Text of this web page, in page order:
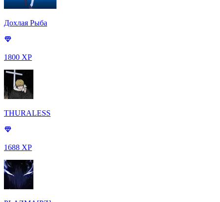
Дохлая Рыба
1800 XP
THURALESS
1688 XP